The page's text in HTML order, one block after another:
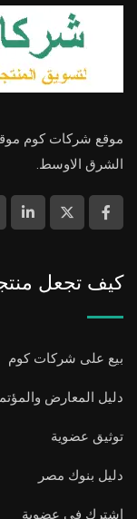
موقع شركات كوم
الشرق الاوسط.
كيف تجعل
بيع على شركات كوم
دليل المعارض
توثيق عضوية
دليل بنوك مصر
اشترك فى عضوية